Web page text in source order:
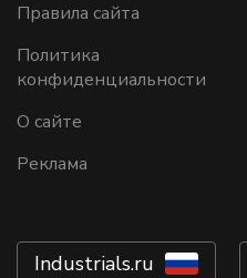
Правила сайта
Политика
конфиденциальности
О сайте
Реклама
Industrials.ru